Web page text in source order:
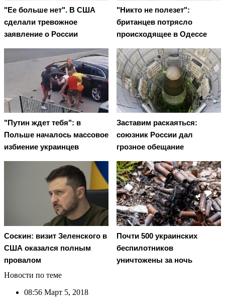
"Ее больше нет". В США
сделали тревожное
заявление о России
"Никто не полезет":
британцев потрясло
происходящее в Одессе
"Путин ждет тебя": в
Польше началось массовое
избиение украинцев
Заставим раскаяться:
союзник России дал
грозное обещание
Соскин: визит Зеленского в
США оказался полным
провалом
Почти 500 украинских
беспилотников
уничтожены за ночь
Новости по теме
08:56 Март 5, 2018